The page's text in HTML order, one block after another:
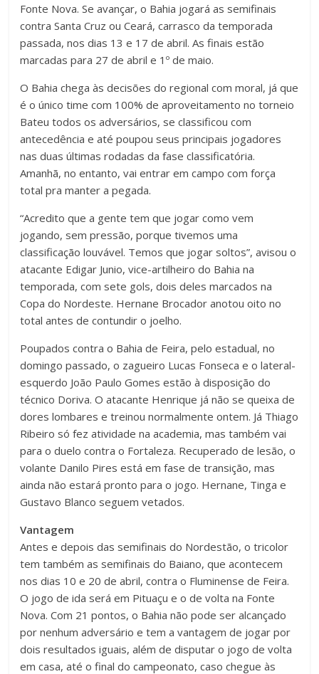
Fonte Nova. Se avançar, o Bahia jogará as semifinais
contra Santa Cruz ou Ceará, carrasco da temporada
passada, nos dias 13 e 17 de abril. As finais estão
marcadas para 27 de abril e 1º de maio.
O Bahia chega às decisões do regional com moral, já que
é o único time com 100% de aproveitamento no torneio
Bateu todos os adversários, se classificou com
antecedência e até poupou seus principais jogadores
nas duas últimas rodadas da fase classificatória.
Amanhã, no entanto, vai entrar em campo com força
total pra manter a pegada.
“Acredito que a gente tem que jogar como vem
jogando, sem pressão, porque tivemos uma
classificação louvável. Temos que jogar soltos”, avisou o
atacante Edigar Junio, vice-artilheiro do Bahia na
temporada, com sete gols, dois deles marcados na
Copa do Nordeste. Hernane Brocador anotou oito no
total antes de contundir o joelho.
Poupados contra o Bahia de Feira, pelo estadual, no
domingo passado, o zagueiro Lucas Fonseca e o lateral-
esquerdo João Paulo Gomes estão à disposição do
técnico Doriva. O atacante Henrique já não se queixa de
dores lombares e treinou normalmente ontem. Já Thiago
Ribeiro só fez atividade na academia, mas também vai
para o duelo contra o Fortaleza. Recuperado de lesão, o
volante Danilo Pires está em fase de transição, mas
ainda não estará pronto para o jogo. Hernane, Tinga e
Gustavo Blanco seguem vetados.
Vantagem
Antes e depois das semifinais do Nordestão, o tricolor
tem também as semifinais do Baiano, que acontecem
nos dias 10 e 20 de abril, contra o Fluminense de Feira.
O jogo de ida será em Pituaçu e o de volta na Fonte
Nova. Com 21 pontos, o Bahia não pode ser alcançado
por nenhum adversário e tem a vantagem de jogar por
dois resultados iguais, além de disputar o jogo de volta
em casa, até o final do campeonato, caso chegue às